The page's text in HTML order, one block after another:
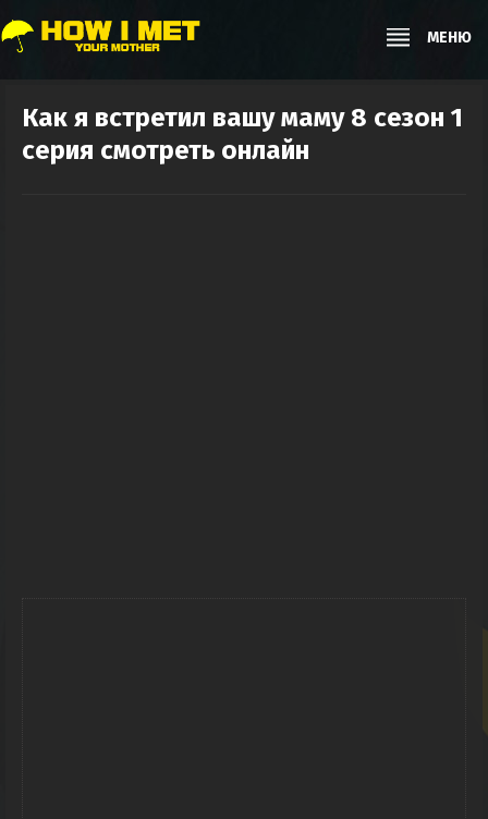
МЕНЮ
Как я встретил вашу маму 8 сезон 1
серия смотреть онлайн